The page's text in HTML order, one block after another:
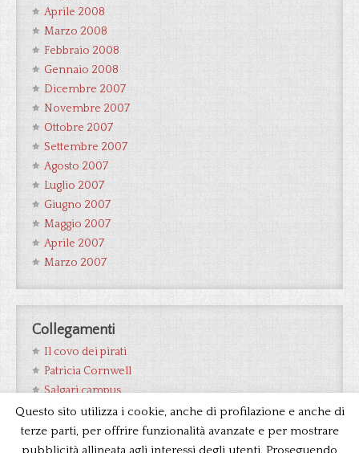
Aprile 2008
Marzo 2008
Febbraio 2008
Gennaio 2008
Dicembre 2007
Novembre 2007
Ottobre 2007
Settembre 2007
Agosto 2007
Luglio 2007
Giugno 2007
Maggio 2007
Aprile 2007
Marzo 2007
Collegamenti
Il covo dei pirati
Patricia Cornwell
Salgari campus
Wikipedia Salgari
Questo sito utilizza i cookie, anche di profilazione e anche di
terze parti, per offrire funzionalità avanzate e per mostrare
pubblicità allineata agli interessi degli utenti. Proseguendo